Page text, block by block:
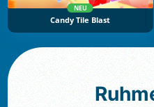
NEU
Candy Tile Blast